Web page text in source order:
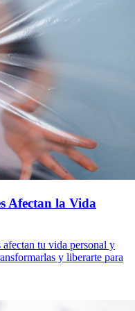
Afectan la Vida
tu vida personal y
y liberarte para